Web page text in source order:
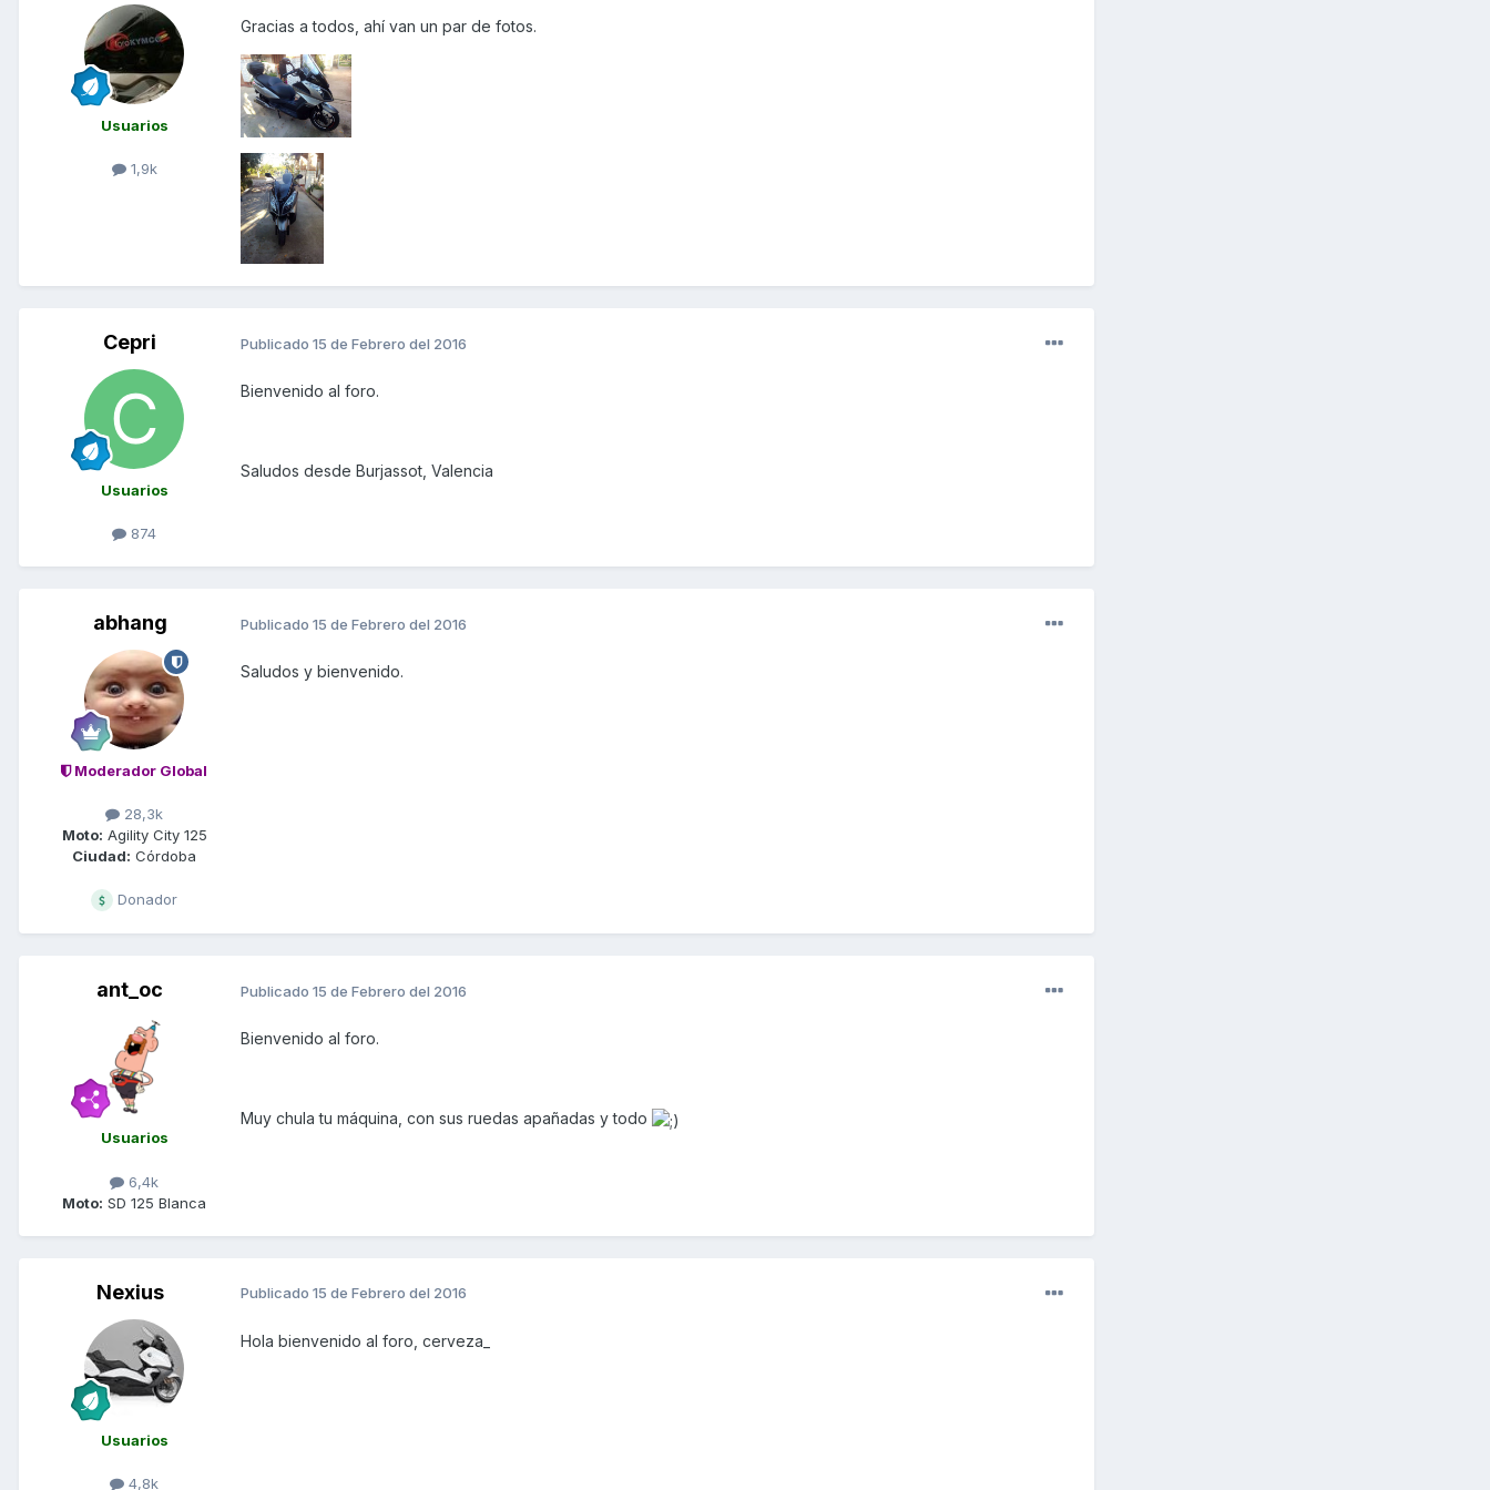
Usuarios
1,9k
Gracias a todos, ahí van un par de fotos.
Cepri
Usuarios
874
Publicado 15 de Febrero del 2016
Bienvenido al foro.
Saludos desde Burjassot, Valencia
abhang
Moderador Global
28,3k
Moto: Agility City 125
Ciudad: Córdoba
Donador
Publicado 15 de Febrero del 2016
Saludos y bienvenido.
ant_oc
Usuarios
6,4k
Moto: SD 125 Blanca
Publicado 15 de Febrero del 2016
Bienvenido al foro.
Muy chula tu máquina, con sus ruedas apañadas y todo
Nexius
Usuarios
4,8k
Publicado 15 de Febrero del 2016
Hola bienvenido al foro, cerveza_